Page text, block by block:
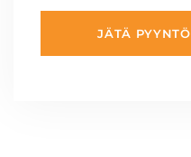
JÄTÄ PYYNTÖ